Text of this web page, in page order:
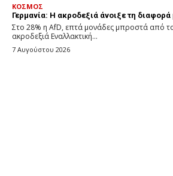
ΚΟΣΜΟΣ
Γερμανία: Η ακροδεξιά άνοιξε τη
Στο 28% η AfD, επτά μονάδες μπροστά από
ακροδεξιά Εναλλακτική...
7 Αυγούστου 2026